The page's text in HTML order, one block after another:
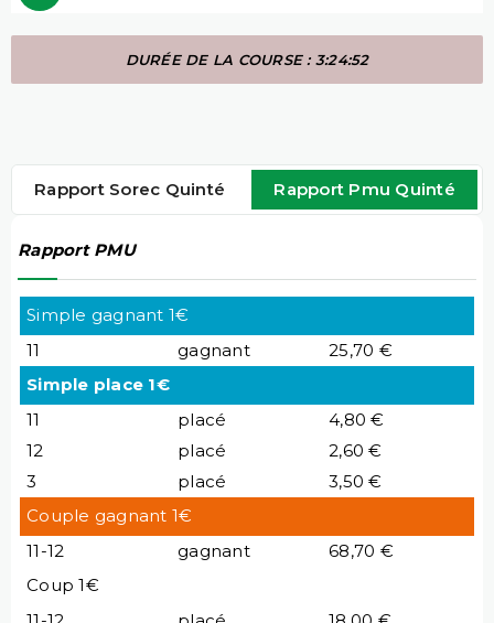
DURÉE DE LA COURSE : 3:24:52
Rapport Sorec Quinté Rapport Pmu Quinté
Rapport PMU
Simple gagnant 1€
11
gagnant
25,70 €
Simple place 1€
11
placé
4,80 €
12
placé
2,60 €
3
placé
3,50 €
Couple gagnant 1€
11-12
gagnant
68,70 €
Coup 1€